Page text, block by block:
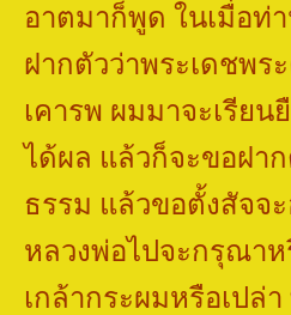
อาตมาก็พูด ในเมื่อท่
ฝากตัวว่าพระเดชพ
เคารพ ผมมาจะเรีย
ได้ผล แล้วก็จะขอฝาก
ธรรม แล้วขอตั้งสัจจ
หลวงพ่อไปจะกรุณาห
เกล้ากระผมหรือเปล่